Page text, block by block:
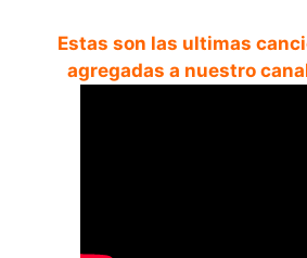
Estas son las ultimas
agregadas a nuestro